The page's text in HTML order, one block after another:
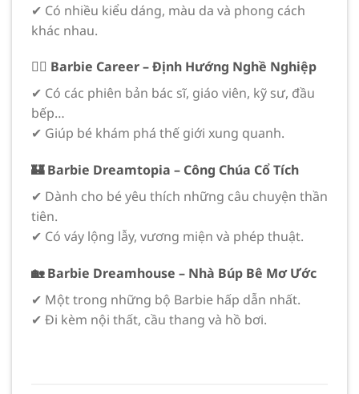
✔ Có nhiều kiểu dáng, màu da và phong cách
khác nhau.
👩‍⚕️ Barbie Career – Định Hướng Nghề Nghiệp
✔ Có các phiên bản bác sĩ, giáo viên, kỹ sư, đầu
bếp…
✔ Giúp bé khám phá thế giới xung quanh.
🏰 Barbie Dreamtopia – Công Chúa Cổ Tích
✔ Dành cho bé yêu thích những câu chuyện thần
tiên.
✔ Có váy lộng lẫy, vương miện và phép thuật.
🏡 Barbie Dreamhouse – Nhà Búp Bê Mơ Ước
✔ Một trong những bộ Barbie hấp dẫn nhất.
✔ Đi kèm nội thất, cầu thang và hồ bơi.